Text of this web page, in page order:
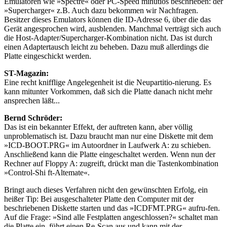
»Supercharger« z.B. Auch dazu bekommen wir Nachfragen.
Besitzer dieses Emulators können die ID-Adresse 6, über die das
Gerät angesprochen wird, ausblenden. Manchmal verträgt sich auch
die Host-Adapter/Supercharger-Kombination nicht. Das ist durch
einen Adaptertausch leicht zu beheben. Dazu muß allerdings die
Platte eingeschickt werden.
ST-Magazin:
Eine recht knifflige Angelegenheit ist die Neupartitio-nierung. Es
kann mitunter Vorkommen, daß sich die Platte danach nicht mehr
ansprechen läßt...
Bernd Schröder:
Das ist ein bekannter Effekt, der auftreten kann, aber völlig
unproblematisch ist. Dazu braucht man nur eine Diskette mit dem
»ICD-BOOT.PRG« im Autoordner in Laufwerk A: zu schieben.
Anschließend kann die Platte eingeschaltet werden. Wenn nun der
Rechner auf Floppy A: zugreift, drückt man die Tastenkombination
»Control-Shi ft-Altemate«.
Bringt auch dieses Verfahren nicht den gewünschten Erfolg, ein
heißer Tip: Bei ausgeschalteter Platte den Computer mit der
beschriebenen Diskette starten und das »ICDFMT.PRG« aufru-fen.
Auf die Frage: »Sind alle Festplatten angeschlossen?« schaltet man